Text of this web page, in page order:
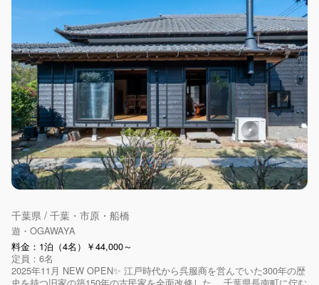
千葉県 / 千葉・市原・船橋
遊・OGAWAYA
料金：1泊（4名）￥44,000～
定員：6名
2025年11月 NEW OPEN✨ 江戸時代から呉服商を営んでいた300年の歴